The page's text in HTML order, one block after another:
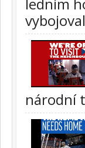
národní